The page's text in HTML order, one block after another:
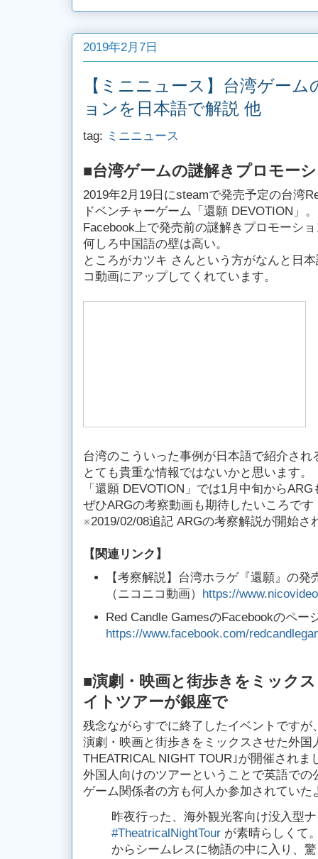
2019年2月7日
【ミニニュース】台湾ゲー
ョンを日本語で解説 他
tag: ミニニュース
■台湾ゲームの謎解きプロモー
2019年2月19日にsteamで発売予定の台湾
ドベンチャーゲーム「還願 DEVOTION」。
Facebook上で発売前の謎解きプロモーシ
何しろ中国語の壁は高い。
ところがカツキ さんという方がなんと日
コ動画にアップしてくれています。
台湾のこういった事例が日本語で紹介さ
とても貴重な情報ではないかと思います。
「還願 DEVOTION」では1月中旬から
ぜひARGの考察動画も期待したいころです
※2019/02/08追記 ARGの考察解説が開始さ
【関連リンク】
【考察解説】台湾ホラゲ『還願』の
（ニコニコ動画） https://
Red Candle GamesのFacebookのペー
https://www.facebook.com/
■演劇・映画と街歩きをミック
イトツアーが銀座で
残念ながらすでに終了したイベントですが
演劇・映画と街歩きをミックスさせた外国
THEATRICAL NIGHT TOUR｣が開催されま
外国人向けのツアーということで英語で
ゲーム関係者の方も何人か参加されていた
昨夜行った、海外観光客向け没入型
#TheatricalNightTour が素晴らしくて
からシームレスに物語の中に入り、